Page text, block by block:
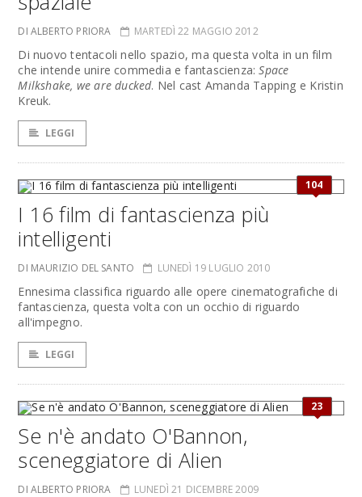
DI ALBERTO PRIORA MARTEDÌ 22 MAGGIO 2012
Di nuovo tentacoli nello spazio, ma questa volta in un film
che intende unire commedia e fantascienza:Space
Milkshake, we are ducked. Nel cast Amanda Tapping e Kristin
Kreuk.
LEGGI
104
I 16 film di fantascienza più
intelligenti
DI MAURIZIO DEL SANTO LUNEDÌ 19 LUGLIO 2010
Ennesima classifica riguardo alle opere cinematografiche di
fantascienza, questa volta con un occhio di riguardo
all'impegno.
LEGGI
23
Se n'è andato O'Bannon,
sceneggiatore di Alien
DI ALBERTO PRIORA LUNEDÌ 21 DICEMBRE 2009